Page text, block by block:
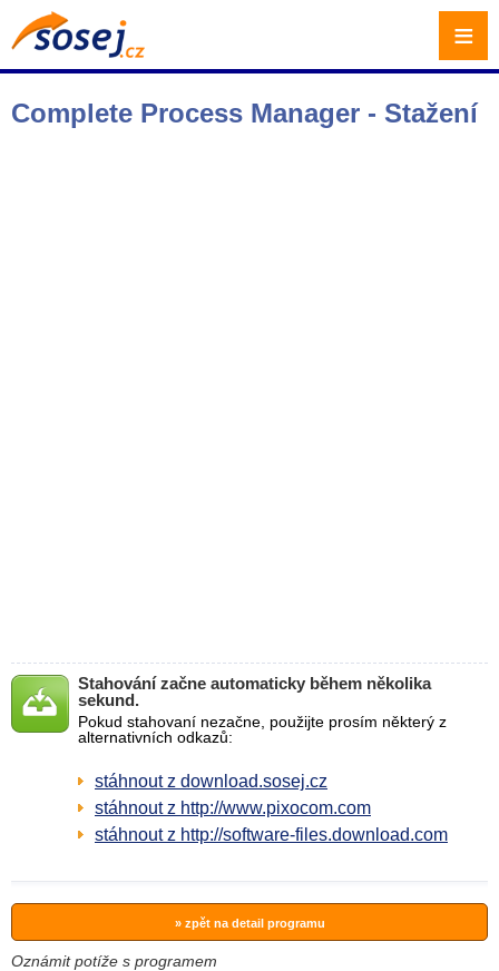
Complete Process Manager - Stažení
Stahování začne automaticky během několika
sekund.
Pokud stahovaní nezačne, použijte prosím některý z
alternativních odkazů:
stáhnout z download.sosej.cz
stáhnout z http://www.pixocom.com
stáhnout z http://software-files.download.com
» zpět na detail programu
Oznámit potíže s programem
≡